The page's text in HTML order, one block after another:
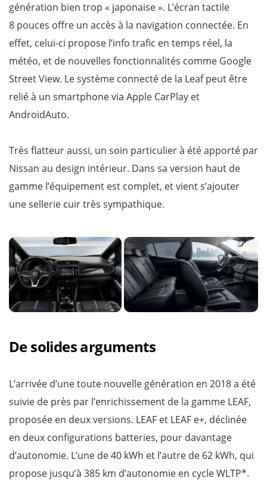
génération bien trop « japonaise ». L’écran tactile
8 pouces offre un accès à la navigation connectée. En
effet, celui-ci propose l’info trafic en temps réel, la
météo, et de nouvelles fonctionnalités comme Google
Street View. Le système connecté de la Leaf peut être
relié à un smartphone via Apple CarPlay et
AndroidAuto.
Très flatteur aussi, un soin particulier à été apporté par
Nissan au design intérieur. Dans sa version haut de
gamme l’équipement est complet, et vient s’ajouter
une sellerie cuir très sympathique.
De solides arguments
L’arrivée d’une toute nouvelle génération en 2018 a été
suivie de près par l’enrichissement de la gamme LEAF,
proposée en deux versions. LEAF et LEAF e+, déclinée
en deux configurations batteries, pour davantage
d’autonomie. L’une de 40 kWh et l’autre de 62 kWh, qui
propose jusqu’à 385 km d’autonomie en cycle WLTP*.